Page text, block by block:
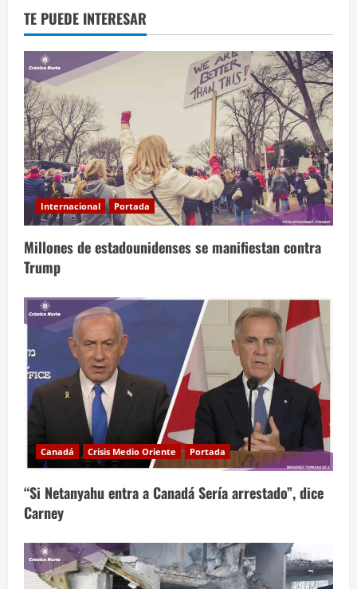
TE PUEDE INTERESAR
Internacional Portada
Millones de estadounidenses se manifiestan contra
Trump
Canadá Crisis Medio Oriente Portada
“Si Netanyahu entra a Canadá Sería arrestado”, dice
Carney